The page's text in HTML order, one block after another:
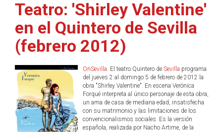
Teatro: 'Shirley Valentine'
en el Quintero de Sevilla
(febrero 2012)
OnSevilla. El teatro Quintero de Sevilla programa
del jueves 2 al domingo 5 de febrero de 2012 la
obra "Shirley Valentine". En escena Verónica
Forqué interpreta al único personaje de esta obra,
un ama de casa de mediana edad, insatisfecha
con su matrimonio y las limitaciones de los
convencionalismos sociales. Es la versión
española, realizada por Nacho Artime, de la